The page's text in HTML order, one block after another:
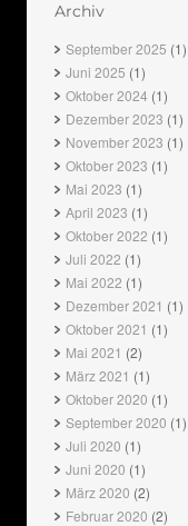
Archiv
September 2025 (1)
Juni 2025 (1)
Oktober 2024 (1)
Dezember 2023 (1)
November 2023 (1)
Oktober 2023 (1)
Mai 2023 (1)
April 2023 (1)
Oktober 2022 (1)
Juli 2022 (1)
Mai 2022 (1)
Dezember 2021 (1)
Oktober 2021 (1)
Mai 2021 (2)
März 2021 (1)
Oktober 2020 (1)
September 2020 (1)
Juli 2020 (1)
Juni 2020 (1)
März 2020 (2)
Februar 2020 (2)